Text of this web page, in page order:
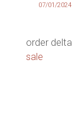
07/01/
order
sale